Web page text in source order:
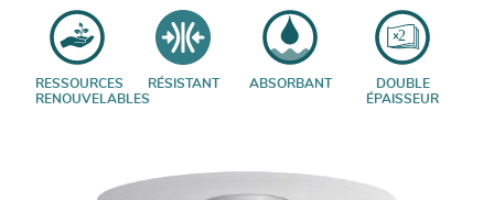
RESSOURCES
RENOUVELABLES
RÉSISTANT ABSORBANT
DOUBLE
ÉPAISSEUR